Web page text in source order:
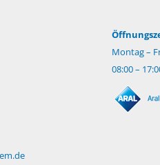
Montag –
08:00 –